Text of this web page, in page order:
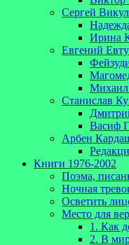
Сергей
Ирина
Евгений
Михаил
Станислав
Васиф
Арбен
Книги 1976-2002
Поэма,
Ночная
Осветить
Место для
1. Как
2. В